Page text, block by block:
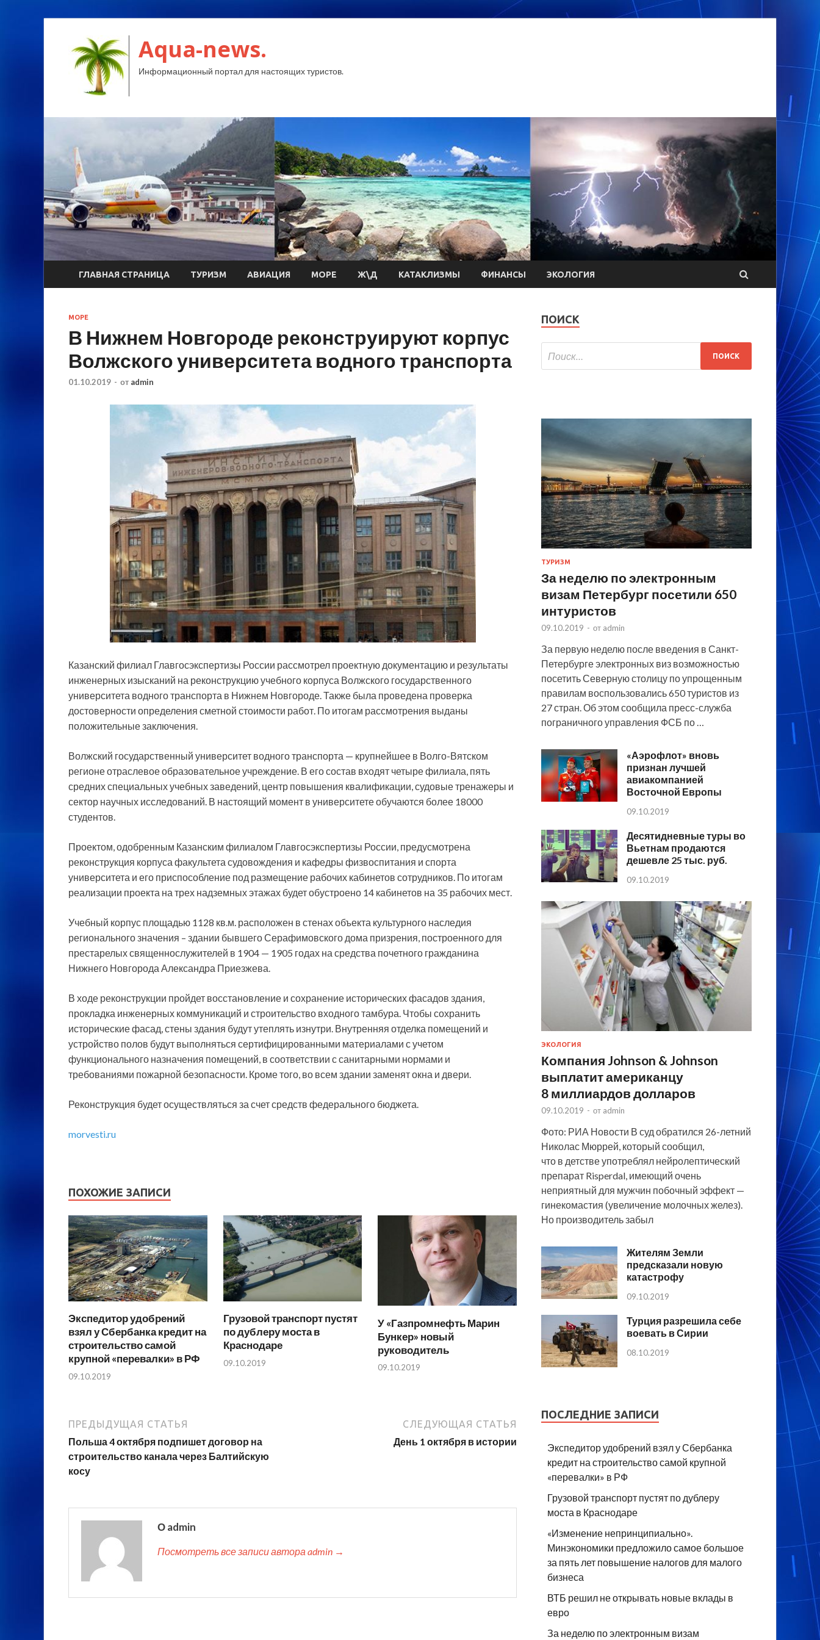
Aqua-news.
Информационный портал для настоящих туристов.
ГЛАВНАЯ СТРАНИЦА ТУРИЗМ АВИАЦИЯ МОРЕ Ж\Д КАТАКЛИЗМЫ ФИНАНСЫ ЭКОЛОГИЯ
МОРЕ
В Нижнем Новгороде реконструируют корпус
Волжского университета водного транспорта
01.10.2019 - от admin
Казанский филиал Главгосэкспертизы России рассмотрел проектную документацию и результаты
инженерных изысканий на реконструкцию учебного корпуса Волжского государственного
университета водного транспорта в Нижнем Новгороде. Также была проведена проверка
достоверности определения сметной стоимости работ. По итогам рассмотрения выданы
положительные заключения.
Волжский государственный университет водного транспорта — крупнейшее в Волго-Вятском
регионе отраслевое образовательное учреждение. В его состав входят четыре филиала, пять
средних специальных учебных заведений, центр повышения квалификации, судовые тренажеры и
сектор научных исследований. В настоящий момент в университете обучаются более 18000
студентов.
Проектом, одобренным Казанским филиалом Главгосэкспертизы России, предусмотрена
реконструкция корпуса факультета судовождения и кафедры физвоспитания и спорта
университета и его приспособление под размещение рабочих кабинетов сотрудников. По итогам
реализации проекта на трех надземных этажах будет обустроено 14 кабинетов на 35 рабочих мест.
Учебный корпус площадью 1128 кв.м. расположен в стенах объекта культурного наследия
регионального значения – здании бывшего Серафимовского дома призрения, построенного для
престарелых священнослужителей в 1904 — 1905 годах на средства почетного гражданина
Нижнего Новгорода Александра Приезжева.
В ходе реконструкции пройдет восстановление и сохранение исторических фасадов здания,
прокладка инженерных коммуникаций и строительство входного тамбура. Чтобы сохранить
исторические фасад, стены здания будут утеплять изнутри. Внутренняя отделка помещений и
устройство полов будут выполняться сертифицированными материалами с учетом
функционального назначения помещений, в соответствии с санитарными нормами и
требованиями пожарной безопасности. Кроме того, во всем здании заменят окна и двери.
Реконструкция будет осуществляться за счет средств федерального бюджета.
morvesti.ru
ПОХОЖИЕ ЗАПИСИ
Экспедитор удобрений
взял у Сбербанка кредит на
строительство самой
крупной «перевалки» в РФ
09.10.2019
Грузовой транспорт пустят
по дублеру моста в
Краснодаре
09.10.2019
У «Газпромнефть Марин
Бункер» новый
руководитель
09.10.2019
ПРЕДЫДУЩАЯ СТАТЬЯ
Польша 4 октября подпишет договор на
строительство канала через Балтийскую
косу
СЛЕДУЮЩАЯ СТАТЬЯ
День 1 октября в истории
О admin
Посмотреть все записи автора admin →
ПОИСК
ТУРИЗМ
За неделю по электронным
визам Петербург посетили 650
интуристов
09.10.2019 - от admin
За первую неделю после введения в Санкт-
Петербурге электронных виз возможностью
посетить Северную столицу по упрощенным
правилам воспользовались 650 туристов из
27 стран. Об этом сообщила пресс-служба
пограничного управления ФСБ по …
«Аэрофлот» вновь
признан лучшей
авиакомпанией
Восточной Европы
09.10.2019
Десятидневные туры во
Вьетнам продаются
дешевле 25 тыс. руб.
09.10.2019
ЭКОЛОГИЯ
Компания Johnson & Johnson
выплатит американцу
8 миллиардов долларов
09.10.2019 - от admin
Фото: РИА Новости В суд обратился 26-летний
Николас Мюррей, который сообщил,
что в детстве употреблял нейролептический
препарат Risperdal, имеющий очень
неприятный для мужчин побочный эффект —
гинекомастия (увеличение молочных желез).
Но производитель забыл
Жителям Земли
предсказали новую
катастрофу
09.10.2019
Турция разрешила себе
воевать в Сирии
08.10.2019
ПОСЛЕДНИЕ ЗАПИСИ
Экспедитор удобрений взял у Сбербанка
кредит на строительство самой крупной
«перевалки» в РФ
Грузовой транспорт пустят по дублеру
моста в Краснодаре
«Изменение непринципиально».
Минэкономики предложило самое большое
за пять лет повышение налогов для малого
бизнеса
ВТБ решил не открывать новые вклады в
евро
За неделю по электронным визам